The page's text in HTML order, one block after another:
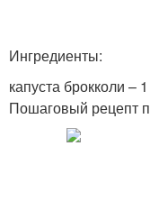
Ингредиенты:
капуста брокколи –
Пошаговый рецепт